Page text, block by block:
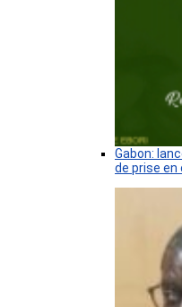
Gabon:
de prise